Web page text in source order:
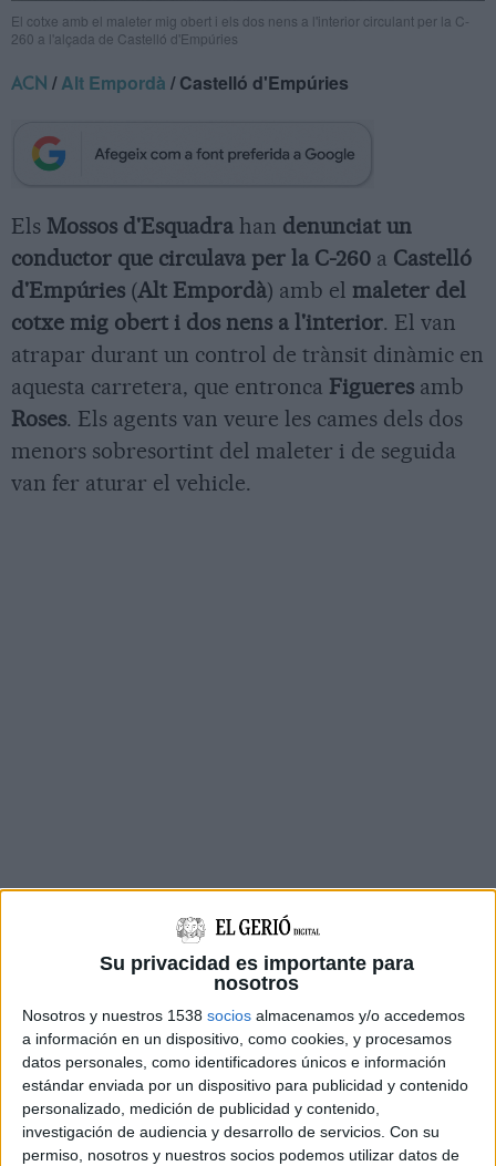
Su privacidad es importante para
nosotros
Nosotros y nuestros 1538 socios almacenamos y/o accedemos
a información en un dispositivo, como cookies, y procesamos
datos personales, como identificadores únicos e información
estándar enviada por un dispositivo para publicidad y contenido
personalizado, medición de publicidad y contenido,
investigación de audiencia y desarrollo de servicios. Con su
permiso, nosotros y nuestros socios podemos utilizar datos de
El cotxe amb el maleter mig obert i els dos nens a l'interior circulant per la C-
260 a l'alçada de Castelló d'Empúries
ACN /Alt Empordà / Castelló d'Empúries
Els Mossos d'Esquadra han denunciat un
conductor que circulava per la C-260 a Castelló
d'Empúries (Alt Empordà) amb el maleter del
cotxe mig obert i dos nens a l'interior. El van
atrapar durant un control de trànsit dinàmic en
aquesta carretera, que entronca Figueres amb
Roses. Els agents van veure les cames dels dos
menors sobresortint del maleter i de seguida
van fer aturar el vehicle.
El conduïa un francès de 43 anys. Al seient del
copilot, hi anava una altra persona adulta. I als
dos seients posteriors, hi havia dos menors més
asseguts. En aquest cas, de 3 anys. Cap d'ells,